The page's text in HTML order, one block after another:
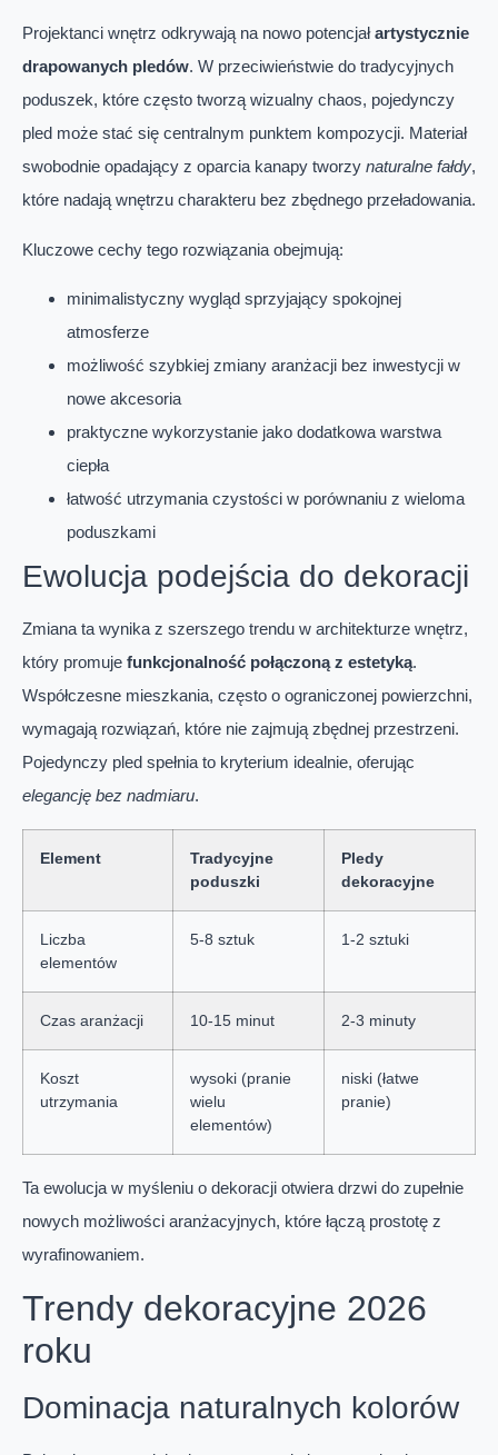
Projektanci wnętrz odkrywają na nowo potencjałartystycznie
drapowanych pledów. W przeciwieństwie do tradycyjnych
poduszek, które często tworzą wizualny chaos, pojedynczy
pled może stać się centralnym punktem kompozycji. Materiał
swobodnie opadający z oparcia kanapy tworzy naturalne fałdy,
które nadają wnętrzu charakteru bez zbędnego przeładowania.
Kluczowe cechy tego rozwiązania obejmują:
minimalistyczny wygląd sprzyjający spokojnej
atmosferze
możliwość szybkiej zmiany aranżacji bez inwestycji w
nowe akcesoria
praktyczne wykorzystanie jako dodatkowa warstwa
ciepła
łatwość utrzymania czystości w porównaniu z wieloma
poduszkami
Ewolucja podejścia do dekoracji
Zmiana ta wynika z szerszego trendu w architekturze wnętrz,
który promuje funkcjonalność połączoną z estetyką.
Współczesne mieszkania, często o ograniczonej powierzchni,
wymagają rozwiązań, które nie zajmują zbędnej przestrzeni.
Pojedynczy pled spełnia to kryterium idealnie, oferując
elegancję bez nadmiaru.
Element
Tradycyjne
poduszki
Pledy
dekoracyjne
Liczba
elementów
5-8 sztuk 1-2 sztuki
Czas aranżacji 10-15 minut 2-3 minuty
Koszt
utrzymania
wysoki (pranie
wielu
elementów)
niski (łatwe
pranie)
Ta ewolucja w myśleniu o dekoracji otwiera drzwi do zupełnie
nowych możliwości aranżacyjnych, które łączą prostotę z
wyrafinowaniem.
Trendy dekoracyjne 2026
roku
Dominacja naturalnych kolorów